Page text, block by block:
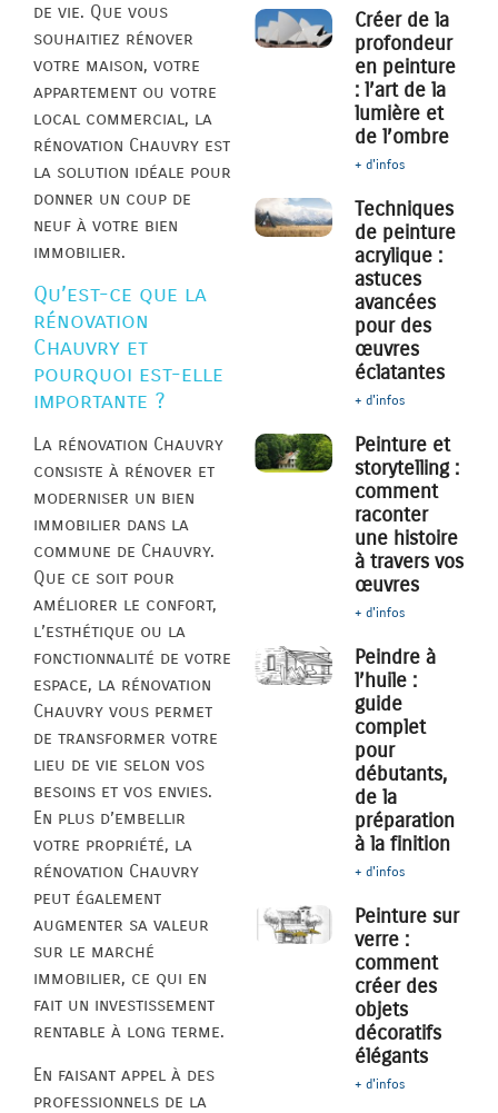
de vie. Que vous
souhaitiez rénover
votre maison, votre
appartement ou votre
local commercial, la
rénovation Chauvry est
la solution idéale pour
donner un coup de
neuf à votre bien
immobilier.
Qu’est-ce que la
rénovation
Chauvry et
pourquoi est-elle
importante ?
La rénovation Chauvry
consiste à rénover et
moderniser un bien
immobilier dans la
commune de Chauvry.
Que ce soit pour
améliorer le confort,
l’esthétique ou la
fonctionnalité de votre
espace, la rénovation
Chauvry vous permet
de transformer votre
lieu de vie selon vos
besoins et vos envies.
En plus d’embellir
votre propriété, la
rénovation Chauvry
peut également
augmenter sa valeur
sur le marché
immobilier, ce qui en
fait un investissement
rentable à long terme.
En faisant appel à des
professionnels de la
Créer de la
profondeur
en peinture
: l’art de la
lumière et
de l’ombre
+ d'infos
Techniques
de peinture
acrylique :
astuces
avancées
pour des
œuvres
éclatantes
+ d'infos
Peinture et
storytelling :
comment
raconter
une histoire
à travers vos
œuvres
+ d'infos
Peindre à
l’huile :
guide
complet
pour
débutants,
de la
préparation
à la finition
+ d'infos
Peinture sur
verre :
comment
créer des
objets
décoratifs
élégants
+ d'infos